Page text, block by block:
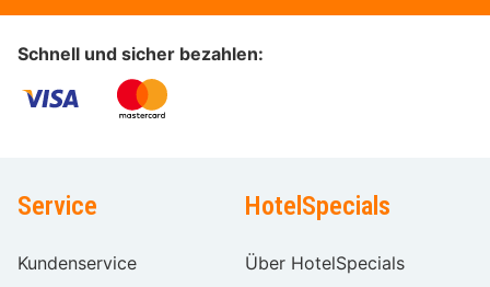
Schnell und sicher bezahlen:
Service
Kundenservice
HotelSpecials
Über HotelSpecials